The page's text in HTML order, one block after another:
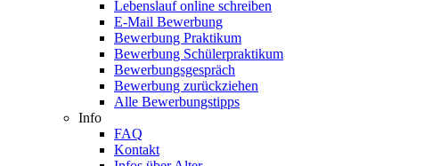
Lebenslauf online schreiben
E-Mail Bewerbung
Bewerbung Praktikum
Bewerbung Schülerpraktikum
Bewerbungsgespräch
Bewerbung zurückziehen
Alle Bewerbungstipps
Info
FAQ
Kontakt